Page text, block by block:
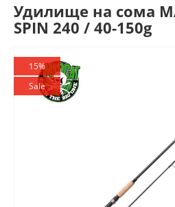
Удилище на сома
SPIN 240 / 40-150g
15%
Sale